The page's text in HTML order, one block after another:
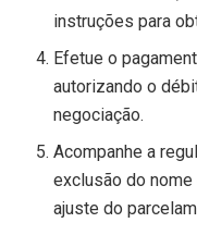
instruções para
Efetue o
autorizando o
negociação.
Acompanhe a
exclusão do
ajuste do